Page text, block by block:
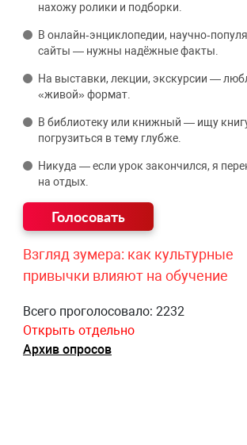
нахожу ролики и подборки.
В онлайн‑энциклопедии,
сайты — нужны надёжные факты.
На выставки, лекции, экскурсии —
«живой» формат.
В библиотеку или книжный — ищу
погрузиться в тему глубже.
Никуда — если урок закончился, я
на отдых.
Взгляд зумера: как культурные
привычки влияют на обучение
Всего проголосовало: 2232
Открыть отдельно
Архив опросов